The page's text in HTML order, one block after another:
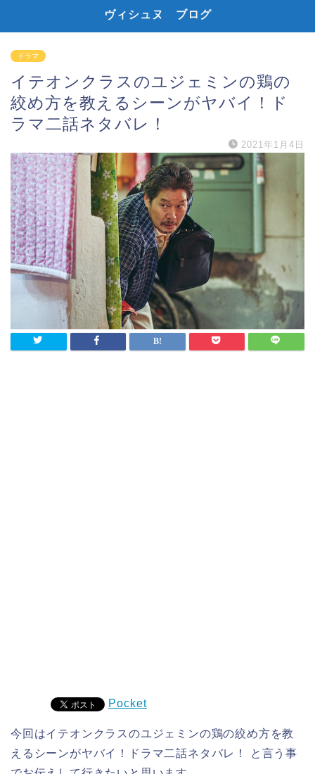
ヴィシュヌ ブログ
ドラマ
イテオンクラスのユジェミンの鶏の
絞め方を教えるシーンがヤバイ！ド
ラマ二話ネタバレ！
2021年1月4日
Pocket
今回はイテオンクラスのユジェミンの鶏の絞め方を教
えるシーンがヤバイ！ドラマ二話ネタバレ！ と言う事